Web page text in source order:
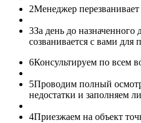
2Менеджер перезванивает
3За день до
созванивается с вами для
6Консультируем по всем
5Проводим полный
недостатки и заполняем
4Приезжаем на объект